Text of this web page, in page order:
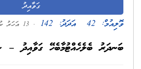
ގަވާއިދު
ވޮލިއުމް: 42 އަދަދު: 142 . 13 އަހަރު ކުރިން
ބަނދަރު ބެލެހެއްޓުމާބެހޭ ގަވާއިދު –